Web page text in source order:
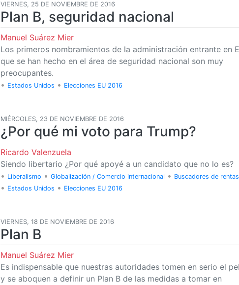
VIERNES, 25 DE NOVIEMBRE DE 2016
Plan B, seguridad nacional
Manuel Suárez Mier
Los primeros nombramientos de la administración entrante en
que se han hecho en el área de seguridad nacional son muy
preocupantes.
• Estados Unidos • Elecciones EU 2016
MIÉRCOLES, 23 DE NOVIEMBRE DE 2016
¿Por qué mi voto para Trump?
Ricardo Valenzuela
Siendo libertario ¿Por qué apoyé a un candidato que no lo es?
• Liberalismo • Globalización / Comercio internacional • Buscadores de rentas
• Estados Unidos • Elecciones EU 2016
VIERNES, 18 DE NOVIEMBRE DE 2016
Plan B
Manuel Suárez Mier
Es indispensable que nuestras autoridades tomen en serio el
y se aboquen a definir un Plan B de las medidas a tomar en